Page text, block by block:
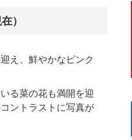
）
え、鮮やかなピンク
る菜の花も満開を迎
ントラストに写真が